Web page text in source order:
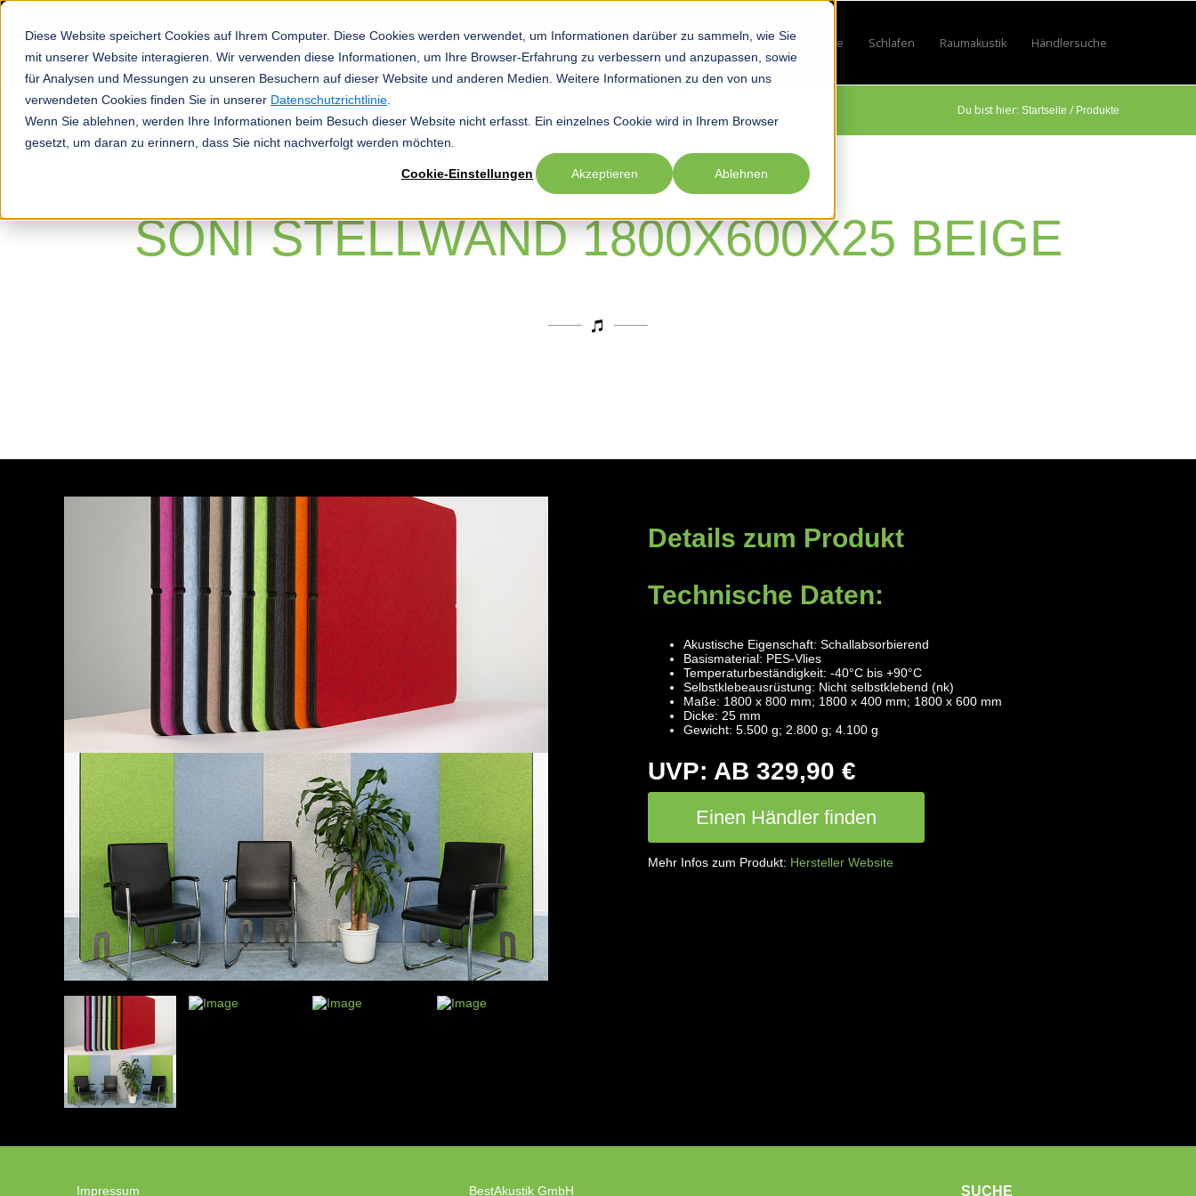
Diese Website speichert Cookies auf Ihrem Computer. Diese Cookies werden verwendet, um Informationen darüber zu sammeln, wie Sie
mit unserer Website interagieren. Wir verwenden diese Informationen, um Ihre Browser-Erfahrung zu verbessern und anzupassen, sowie
für Analysen und Messungen zu unseren Besuchern auf dieser Website und anderen Medien. Weitere Informationen zu den von uns
verwendeten Cookies finden Sie in unserer Datenschutzrichtlinie
Wenn Sie ablehnen, werden Ihre Informationen beim Besuch dieser Website nicht erfasst. Ein einzelnes Cookie wird in Ihrem Browser
gesetzt, um daran zu erinnern, dass Sie nicht nachverfolgt werden möchten.
Cookie-Einstellungen Akzeptieren Ablehnen
Startseite HobbyShow submenu for Hobby
SportShow submenu for Sport
Beruf Show submenu for Beruf
Lifestyle Show submenu for Lifestyle
Schlafen Show submenu for Schlafen
Raumakustik Show submenu for Raumakustik
Händlersuche
Du bist hier: Startseite / Produkte
SONI STELLWAND 1800X600X25 BEIGE
Details zum Produkt
Technische Daten:
Akustische Eigenschaft: Schallabsorbierend
Basismaterial: PES-Vlies
Temperaturbeständigkeit: -40°C bis +90°C
Selbstklebeausrüstung: Nicht selbstklebend (nk)
Maße: 1800 x 800 mm; 1800 x 400 mm; 1800 x 600 mm
Dicke: 25 mm
Gewicht: 5.500 g; 2.800 g; 4.100 g
UVP: AB 329,90 €
Einen Händler finden
Mehr Infos zum Produkt: Hersteller Website
Impressum BestAkustik GmbH SUCHE